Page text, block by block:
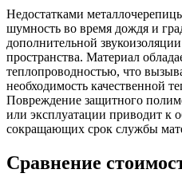
Недостатками
шумность во время дождя и
дополнительной
пространства. Материал
теплопроводностью, что
необходимость качественной
Повреждение защитного
или эксплуатации приводит к
сокращающих срок службы
Сравнение